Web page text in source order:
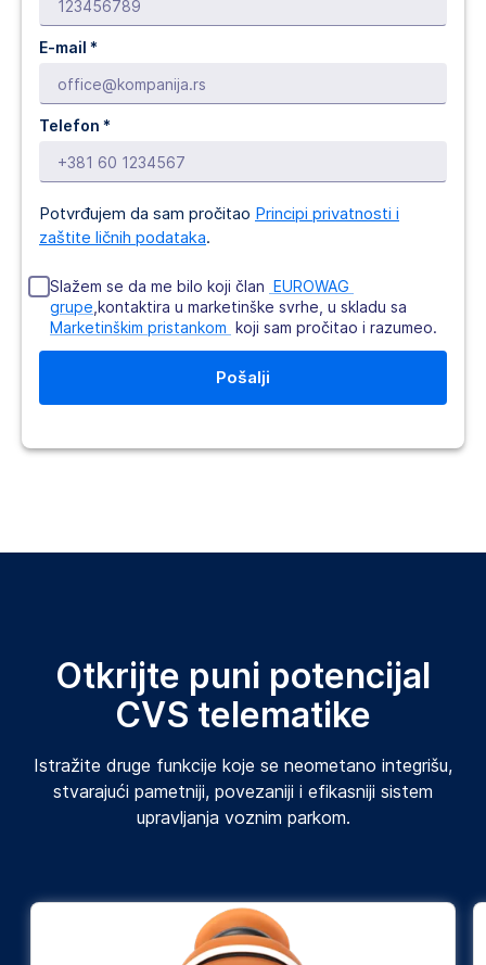
E-mail *
Telefon *
Potvrđujem da sam pročitao Principi privatnosti i
zaštite ličnih podataka.
Slažem se da me bilo koji član EUROWAG
grupe ,kontaktira u marketinške svrhe, u skladu sa
Marketinškim pristankom koji sam pročitao i razumeo.
Otkrijte puni potencijal
CVS telematike
Istražite druge funkcije koje se neometano integrišu,
stvarajući pametniji, povezaniji i efikasniji sistem
upravljanja voznim parkom.